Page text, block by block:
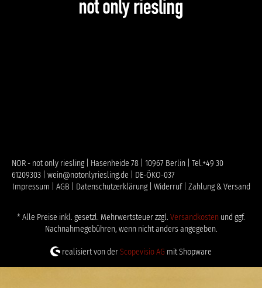
NOR - not only riesling | Hasenheide 78 | 10967 Berlin | Tel.+49 30
61209303 | wein@notonlyriesling.de | DE-ÖKO-037
Impressum | AGB | Datenschutzerklärung | Widerruf | Zahlung & Versand
* Alle Preise inkl. gesetzl. Mehrwertsteuer zzgl. Versandkosten und ggf.
Nachnahmegebühren, wenn nicht anders angegeben.
realisiert von derScopevisio AG mit Shopware